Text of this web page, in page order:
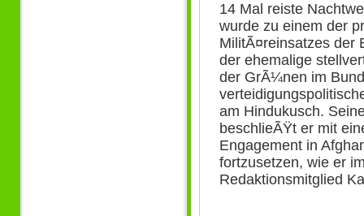
14 Mal reiste
wurde zu einem der
MilitÃ¤reinsatzes der
der ehemalige
der GrÃ¼nen im
am Hindukusch.
beschlieÃŸt er mit
Engagement in
fortzusetzen, wie er
Redaktionsmitglied